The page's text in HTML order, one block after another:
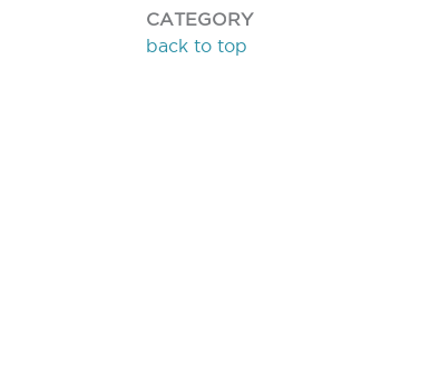
CATEGORY
back to top